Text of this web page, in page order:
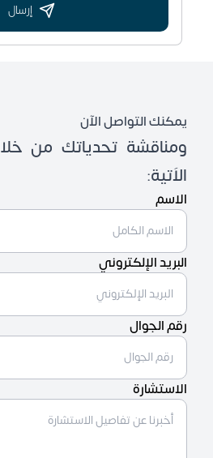
إرسال
يمكنك التواصل الآن
ومناقشة تحدياتك من
الاَتية:
الاسم
البريد الإلكتروني
رقم الجوال
الاستشارة